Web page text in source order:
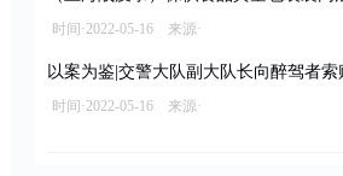
时间·2022-05-16 来源·
时间·2022-05-16 来源·